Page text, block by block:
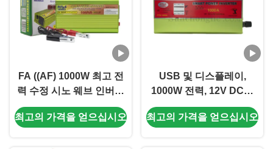
FA ((AF) 1000W 최고 전
력 수정 시노 웨브 인버터
내장 USB 충전, 멀티 보호
및 오프 그리드 사용을위
최고의 가격을 얻으십시오
USB 및 디스플레이,
1000W 전력, 12V DC를
110V AC 60Hz 수정 사인
파로 변환하는 스마트 오
최고의 가격을 얻으십시오